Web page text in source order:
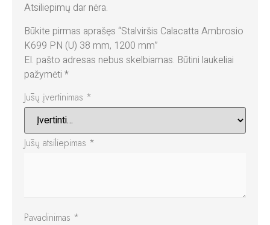
Atsiliepimų dar nėra.
Būkite pirmas aprašęs “Stalviršis Calacatta Ambrosio
K699 PN (U) 38 mm, 1200 mm”
El. pašto adresas nebus skelbiamas. Būtini laukeliai
pažymėti *
Jūsų įvertinimas *
Jūsų atsiliepimas *
Pavadinimas *